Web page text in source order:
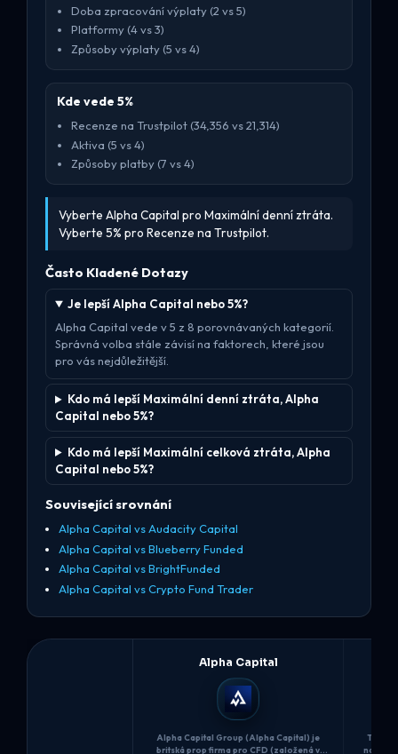
Doba zpracování výplaty (2 vs 5)
Platformy (4 vs 3)
Způsoby výplaty (5 vs 4)
Kde vede 5%
Recenze na Trustpilot (34,356 vs 21,314)
Aktiva (5 vs 4)
Způsoby platby (7 vs 4)
Vyberte Alpha Capital pro Maximální denní ztráta.
Vyberte 5% pro Recenze na Trustpilot.
Často Kladené Dotazy
Je lepší Alpha Capital nebo 5%?
Alpha Capital vede v 5 z 8 porovnávaných kategorií.
Správná volba stále závisí na faktorech, které jsou
pro vás nejdůležitější.
Kdo má lepší Maximální denní ztráta, Alpha
Capital nebo 5%?
Kdo má lepší Maximální celková ztráta, Alpha
Capital nebo 5%?
Související srovnání
Alpha Capital vs Audacity Capital
Alpha Capital vs Blueberry Funded
Alpha Capital vs BrightFunded
Alpha Capital vs Crypto Fund Trader
Alpha Capital
Alpha Capital Group (Alpha Capital) je
britská prop firma pro CFD (založená v
The
nabízí